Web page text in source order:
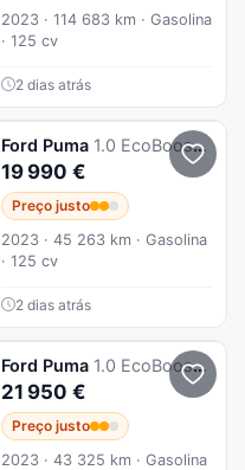
2023 · 114 683 km · Gasolina
· 125 cv
2 dias atrás
Ford Puma 1.0 EcoBoost MHEV ST-Line
19 990 €
Preço justo
2023 · 45 263 km · Gasolina
· 125 cv
2 dias atrás
Ford Puma 1.0 EcoBoost MHEV ST-Line X Aut.
21 950 €
Preço justo
2023 · 43 325 km · Gasolina